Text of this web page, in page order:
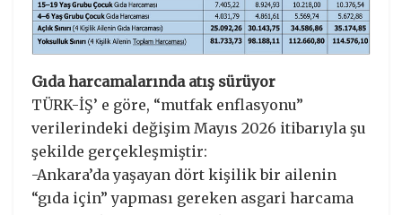
Gıda harcamalarında atış sürüyor
TÜRK-İŞ’ e göre, “mutfak enflasyonu”
verilerindeki değişim Mayıs 2026 itibarıyla şu
şekilde gerçekleşmiştir:
-Ankara’da yaşayan dört kişilik bir ailenin
“gıda için” yapması gereken asgari harcama